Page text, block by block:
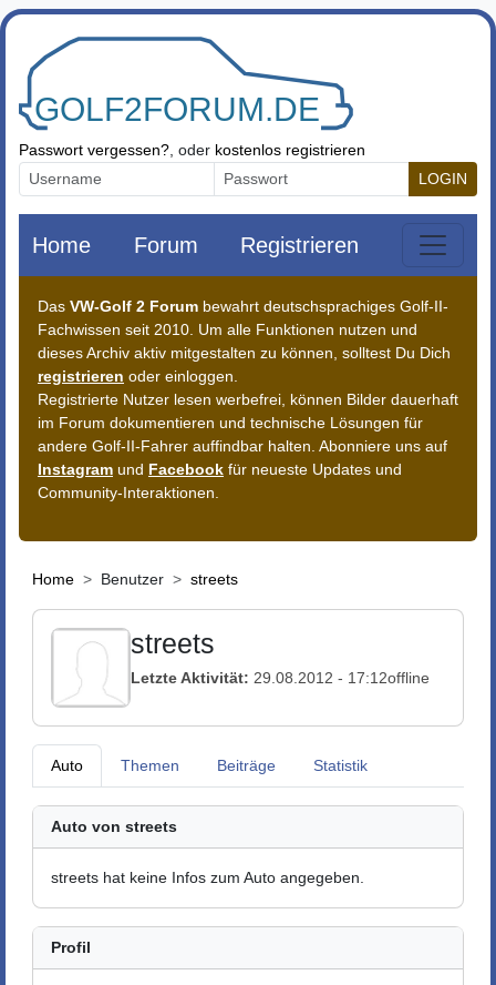
Zum Inhalt springen
Passwort vergessen? , oder kostenlos registrieren
LOGIN
Home Forum Registrieren
Das VW-Golf 2 Forum bewahrt deutschsprachiges Golf-II-
Fachwissen seit 2010. Um alle Funktionen nutzen und
dieses Archiv aktiv mitgestalten zu können, solltest Du Dich
registrieren oder einloggen.
Registrierte Nutzer lesen werbefrei, können Bilder dauerhaft
im Forum dokumentieren und technische Lösungen für
andere Golf-II-Fahrer auffindbar halten. Abonniere uns auf
Instagram und Facebook für neueste Updates und
Community-Interaktionen.
Home Benutzer streets
streets
Letzte Aktivität: 29.08.2012 - 17:12offline
Auto Themen Beiträge Statistik
Auto von streets
streets hat keine Infos zum Auto angegeben.
Profil